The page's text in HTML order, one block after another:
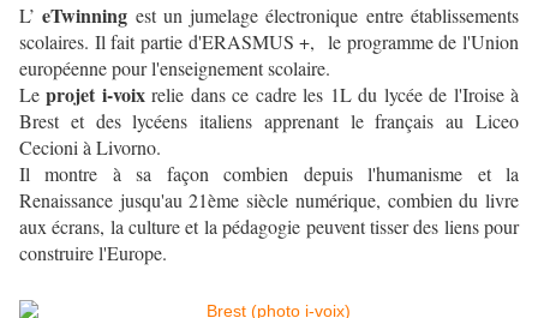
L’eTwinning est un jumelage électronique entre établissements
scolaires. Il fait partie d'ERASMUS +, le programme de l'Union
européenne pour l'enseignement scolaire.
Leprojet i-voixrelie dans ce cadre les 1L du lycée de l'Iroise à
Brest et des lycéens italiens apprenant le français au Liceo
Cecioni à Livorno.
Il montre à sa façon combien depuis l'humanisme et la
Renaissance jusqu'au 21ème siècle numérique, combien du livre
aux écrans, la culture et la pédagogie peuvent tisser des liens pour
construire l'Europe.